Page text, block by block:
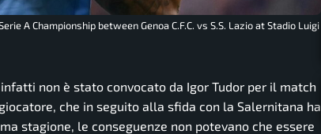
A Championship between Genoa C.F.C. vs S.S. Lazio at Stadio Luigi
non è stato convocato da Igor Tudor per il match
che in seguito alla sfida con la Salernitana ha
stagione, le conseguenze non potevano che essere